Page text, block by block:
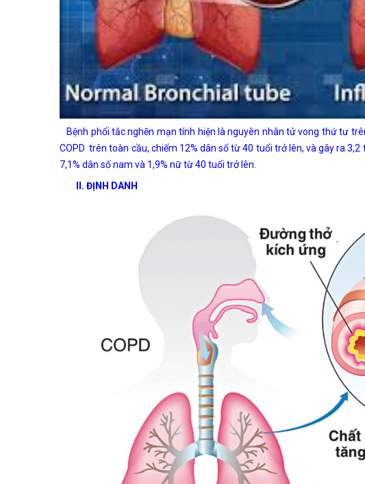
Bệnh phổi tắc nghẽn mạn tính hiện là nguyên nhân tử vong thứ tư
COPD trên toàn cầu, chiếm 12% dân số từ 40 tuổi trở lên, và gây ra
7,1% dân số nam và 1,9% nữ từ 40 tuổi trở lên.
II. ĐỊNH DANH